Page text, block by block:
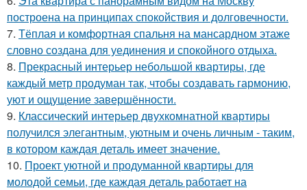
построена на принципах спокойствия и долговечности.
7. Тёплая и комфортная спальня на мансардном этаже
словно создана для уединения и спокойного отдыха.
8. Прекрасный интерьер небольшой квартиры, где
каждый метр продуман так, чтобы создавать гармонию,
уют и ощущение завершённости.
9. Классический интерьер двухкомнатной квартиры
получился элегантным, уютным и очень личным - таким,
в котором каждая деталь имеет значение.
10. Проект уютной и продуманной квартиры для
молодой семьи, где каждая деталь работает на